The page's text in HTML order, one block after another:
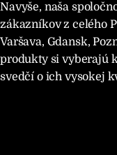
Navyše, naša
zákazníkov z celého
Varšava, Gdansk,
produkty si vyberajú
svedčí o ich vysokej